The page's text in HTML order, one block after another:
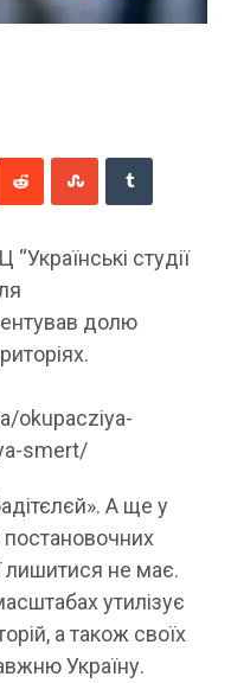
студії
долю
okupacziya-
smert/
А ще у
постановочних
лишитися не має.
утилізує
а також своїх
Україну.